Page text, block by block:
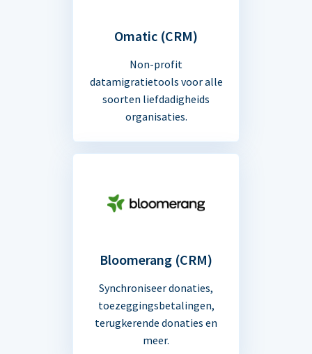
Omatic (CRM)
Non-profit
datamigratietools voor alle
soorten liefdadigheids
organisaties.
Bloomerang (CRM)
Synchroniseer donaties,
toezeggingsbetalingen,
terugkerende donaties en
meer.